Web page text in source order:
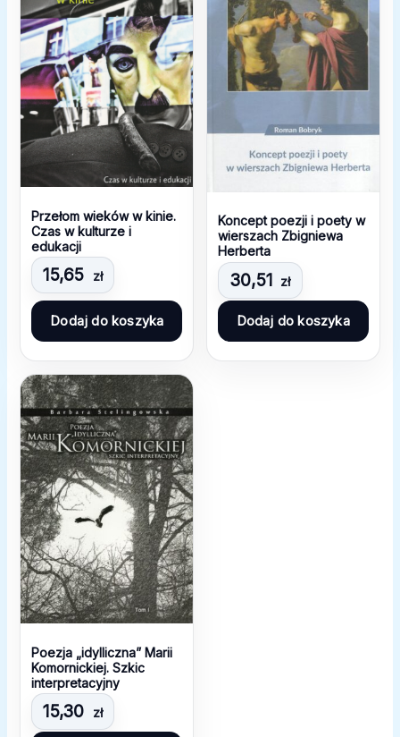
Przełom wieków w kinie.
Czas w kulturze i
edukacji
15,65 zł
Dodaj do koszyka
Koncept poezji i poety w
wierszach Zbigniewa
Herberta
30,51 zł
Dodaj do koszyka
Poezja „idylliczna” Marii
Komornickiej. Szkic
interpretacyjny
15,30 zł